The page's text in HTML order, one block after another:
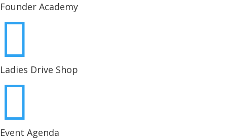
Founder Academy

Ladies Drive Shop

Event Agenda